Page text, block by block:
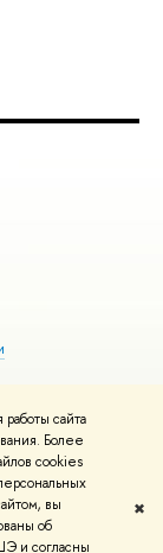
сайта
Более
cookies
вы
об
и согласны
✖
использования